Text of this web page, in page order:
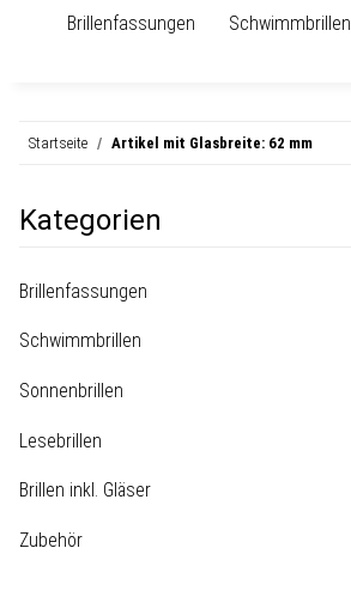
Brillenfassungen Schwimmbrillen
Startseite Artikel mit Glasbreite: 62 mm
Kategorien
Brillenfassungen
Schwimmbrillen
Sonnenbrillen
Lesebrillen
Brillen inkl. Gläser
Zubehör